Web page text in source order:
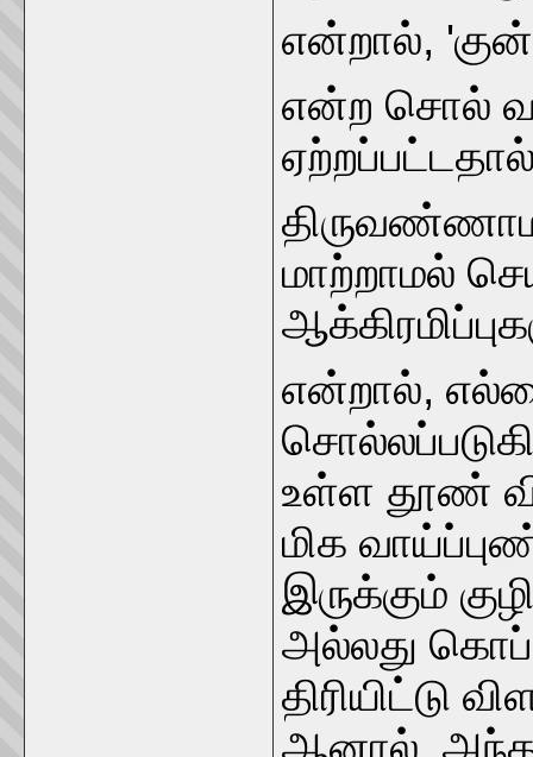
என்றால்,
என்ற சொல்
மாற்றாமல்
என்றால்,
உள்ள தூண்
மிக
இருக்கும்
அல்லது
திரியிட்டு
ஆனால்,